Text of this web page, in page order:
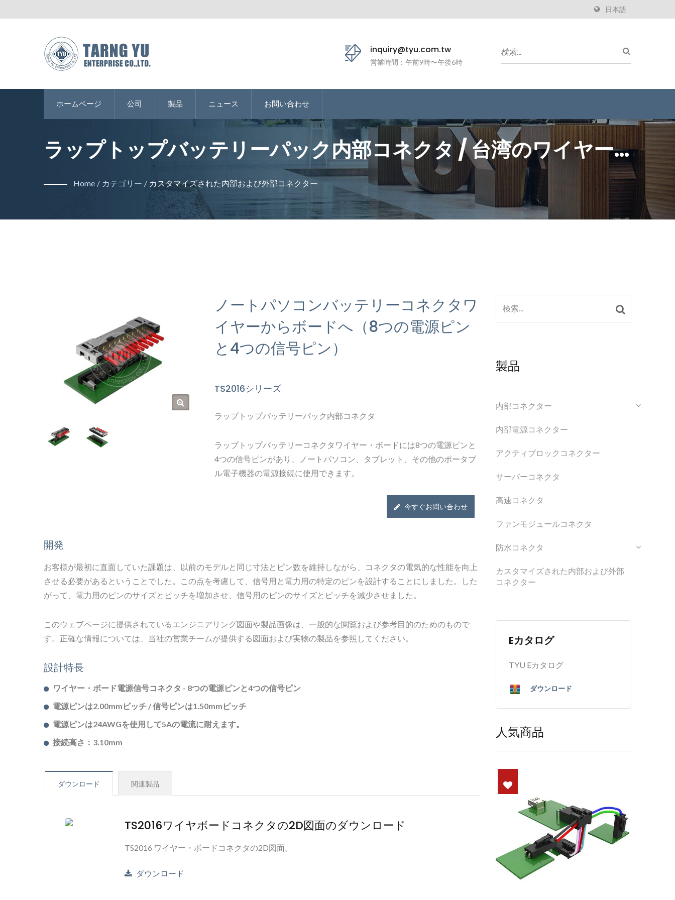
日本語
inquiry@tyu.com.tw
営業時間：午前9時〜午後6時
ホームページ 公司 製品 ニュース お問い合わせ
ラップトップバッテリーパック内部コネクタ / 台湾のワイヤー
ツーボードコネクタの製造業者 | Tarng Yu Enterprise（TYU）
Home / カテゴリー / カスタマイズされた内部および外部コネクター
ノートパソコンバッテリーコネクタワ
イヤーからボードへ（8つの電源ピン
と4つの信号ピン）
TS2016シリーズ
ラップトップバッテリーパック内部コネクタ
ラップトップバッテリーコネクタワイヤー・ボードには8つの電源ピンと
4つの信号ピンがあり、ノートパソコン、タブレット、その他のポータブ
ル電子機器の電源接続に使用できます。
今すぐお問い合わせ
開発
お客様が最初に直面していた課題は、以前のモデルと同じ寸法とピン数を維持しながら、コネクタの電気的な性能を向上
させる必要があるということでした。この点を考慮して、信号用と電力用の特定のピンを設計することにしました。した
がって、電力用のピンのサイズとピッチを増加させ、信号用のピンのサイズとピッチを減少させました。
このウェブページに提供されているエンジニアリング図面や製品画像は、一般的な閲覧および参考目的のためのもので
す。正確な情報については、当社の営業チームが提供する図面および実物の製品を参照してください。
設計特長
ワイヤー・ボード電源信号コネクタ - 8つの電源ピンと4つの信号ピン
電源ピンは2.00mmピッチ / 信号ピンは1.50mmピッチ
電源ピンは24AWGを使用して5Aの電流に耐えます。
接続高さ：3.10mm
ダウンロード 関連製品
TS2016ワイヤボードコネクタの2D図面のダウンロード
TS2016 ワイヤー・ボードコネクタの2D図面。
ダウンロード
製品
内部コネクター
内部電源コネクター
アクティブロックコネクター
サーバーコネクタ
高速コネクタ
ファンモジュールコネクタ
防水コネクタ
カスタマイズされた内部および外部
コネクター
Eカタログ
TYU Eカタログ
ダウンロード
人気商品